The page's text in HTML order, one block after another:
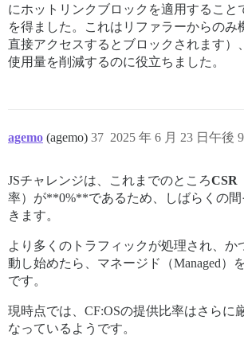
にホットリンクブロックを適用すること
を得ました。これはリファラーからのみ
直接アクセスするとブロックされます）
使用量を削減するのに役立ちました。
agemo (agemo) 2025 年 6 月 23 日午後
37
JSチャレンジは、これまでのところCSR
率）が**0%**であるため、しばらくの
きます。
より多くのトラフィックが処理され、か
動し始めたら、マネージド（Managed）
です。
現時点では、CF:OSの提供比率はさらに
なっているようです。